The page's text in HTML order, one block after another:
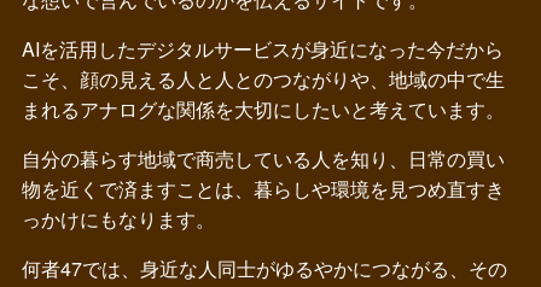
AIを活用したデジタルサービスが身近になった今だから
こそ、顔の見える人と人とのつながりや、地域の中で生
まれるアナログな関係を大切にしたいと考えています。
自分の暮らす地域で商売している人を知り、日常の買い
物を近くで済ますことは、暮らしや環境を見つめ直すき
っかけにもなります。
何者47では、身近な人同士がゆるやかにつながる、その